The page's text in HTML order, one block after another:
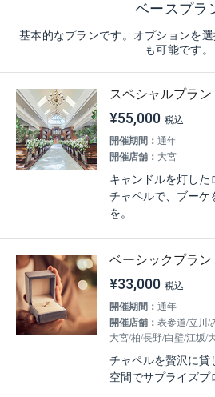
ベースプラ
基本的なプランです。オプションを
も可能です。
スペシャルプラン
¥55,000
開催期間： 通年
開催店舗： 大宮
キャンドルを灯した
チャペルで、ブーケ
を。
ベーシックプラン
¥33,000
開催期間： 通年
開催店舗： 表参道/立川/
大宮/柏/長野/白壁/江坂/
チャペルを贅沢に貸
空間でサプライズプ